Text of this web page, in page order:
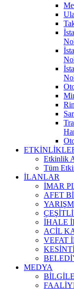
Etkinlik
Tüm
İLANLAR
İMAR
AFET
İHALE
ACİL
VEFAT
MEDYA